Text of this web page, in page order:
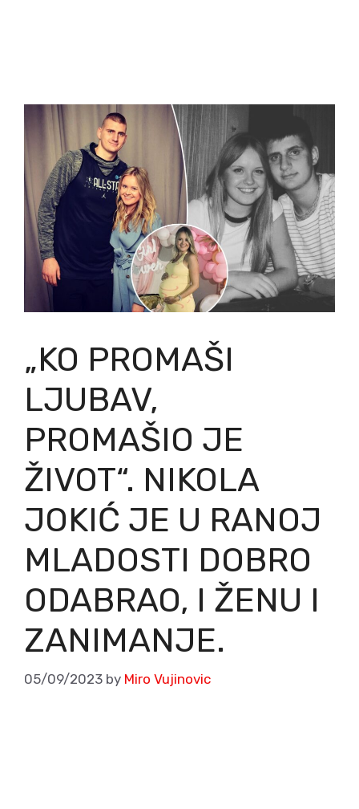
„KO PROMAŠI
LJUBAV,
PROMAŠIO JE
ŽIVOT“. NIKOLA
JOKIĆ JE U RANOJ
MLADOSTI DOBRO
ODABRAO, I ŽENU I
ZANIMANJE.
05/09/2023 by Miro Vujinovic